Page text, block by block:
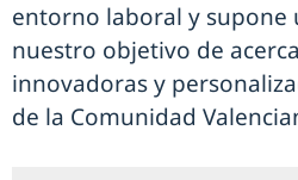
entorno laboral y supone
nuestro objetivo de
innovadoras y
de la Comunidad